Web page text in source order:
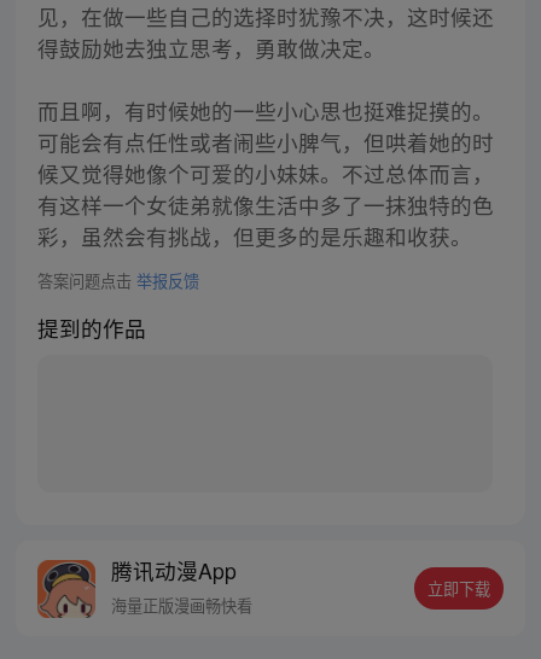
见，在做一些自己的选择时犹豫不决，这时候还
得鼓励她去独立思考，勇敢做决定。
而且啊，有时候她的一些小心思也挺难捉摸的。
可能会有点任性或者闹些小脾气，但哄着她的时
候又觉得她像个可爱的小妹妹。不过总体而言，
有这样一个女徒弟就像生活中多了一抹独特的色
彩，虽然会有挑战，但更多的是乐趣和收获。
答案问题点击 举报反馈
提到的作品
腾讯动漫App
海量正版漫画畅快看
立即下载